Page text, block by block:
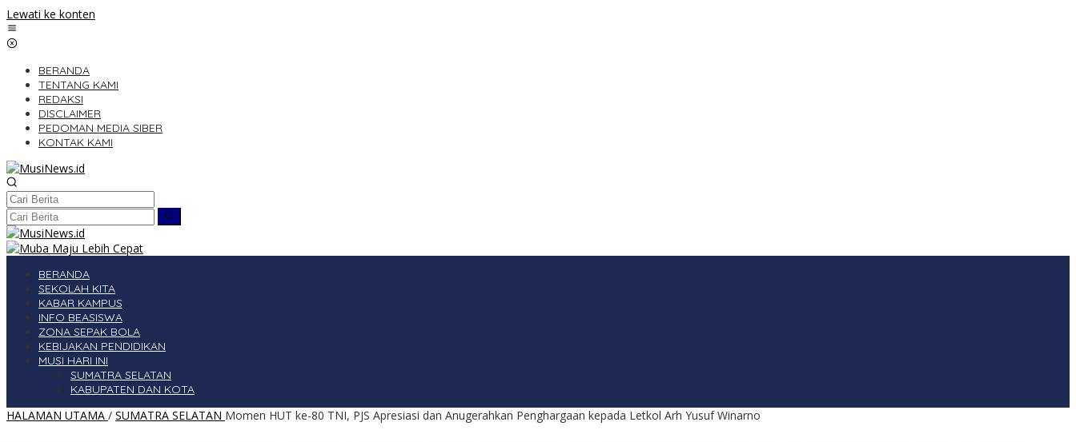
Lewati ke konten
BERANDA
TENTANG KAMI
REDAKSI
DISCLAIMER
PEDOMAN MEDIA SIBER
KONTAK KAMI
BERANDA
SEKOLAH KITA
KABAR KAMPUS
INFO BEASISWA
ZONA SEPAK BOLA
KEBIJAKAN PENDIDIKAN
MUSI HARI INI
SUMATRA SELATAN
KABUPATEN DAN KOTA
HALAMAN UTAMA / SUMATRA SELATAN Momen HUT ke-80 TNI, PJS Apresiasi dan Anugerahkan Penghargaan kepada Letkol Arh Yusuf Winarno